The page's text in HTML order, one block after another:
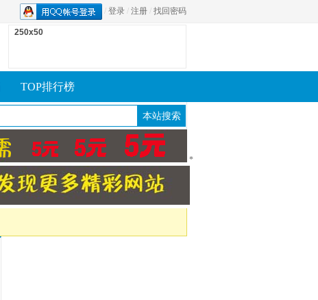
/ 登录 / 注册 / 找回密码
250x50
TOP排行榜
*